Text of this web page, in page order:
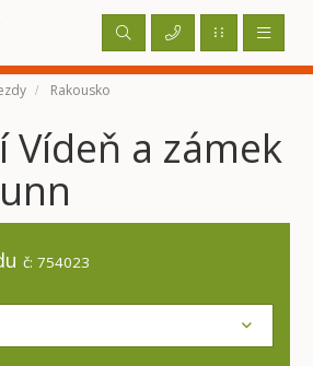
Rakousko
Vídeň a zámek
č: 754023